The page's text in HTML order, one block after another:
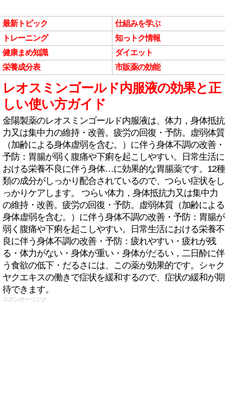
最新トピック
仕組みを学ぶ
トレーニング
知っトク情報
健康まめ知識
ダイエット
栄養成分表
市販薬の効能
レオスミンゴールド内服液の効果と正
しい使い方ガイド
金陽製薬のレオスミンゴールド内服液は、体力，身体抵抗
力又は集中力の維持・改善。疲労の回復・予防。虚弱体質
（加齢による身体虚弱を含む。）に伴う身体不調の改善・
予防：胃腸が弱く腹痛や下痢を起こしやすい。日常生活に
おける栄養不良に伴う身体…に効果的な胃腸薬です。12種
類の成分がしっかり配合されているので、つらい症状をし
っかりケアします。 つらい体力，身体抵抗力又は集中力
の維持・改善。疲労の回復・予防。虚弱体質（加齢による
身体虚弱を含む。）に伴う身体不調の改善・予防：胃腸が
弱く腹痛や下痢を起こしやすい。日常生活における栄養不
良に伴う身体不調の改善・予防：疲れやすい・疲れが残
る・体力がない・身体が重い・身体がだるい，二日酔に伴
う食欲の低下・だるさには、この薬が効果的です。シャク
ヤクエキスの働きで症状を緩和するので、症状の緩和が期
待できます。
スポンサーリンク